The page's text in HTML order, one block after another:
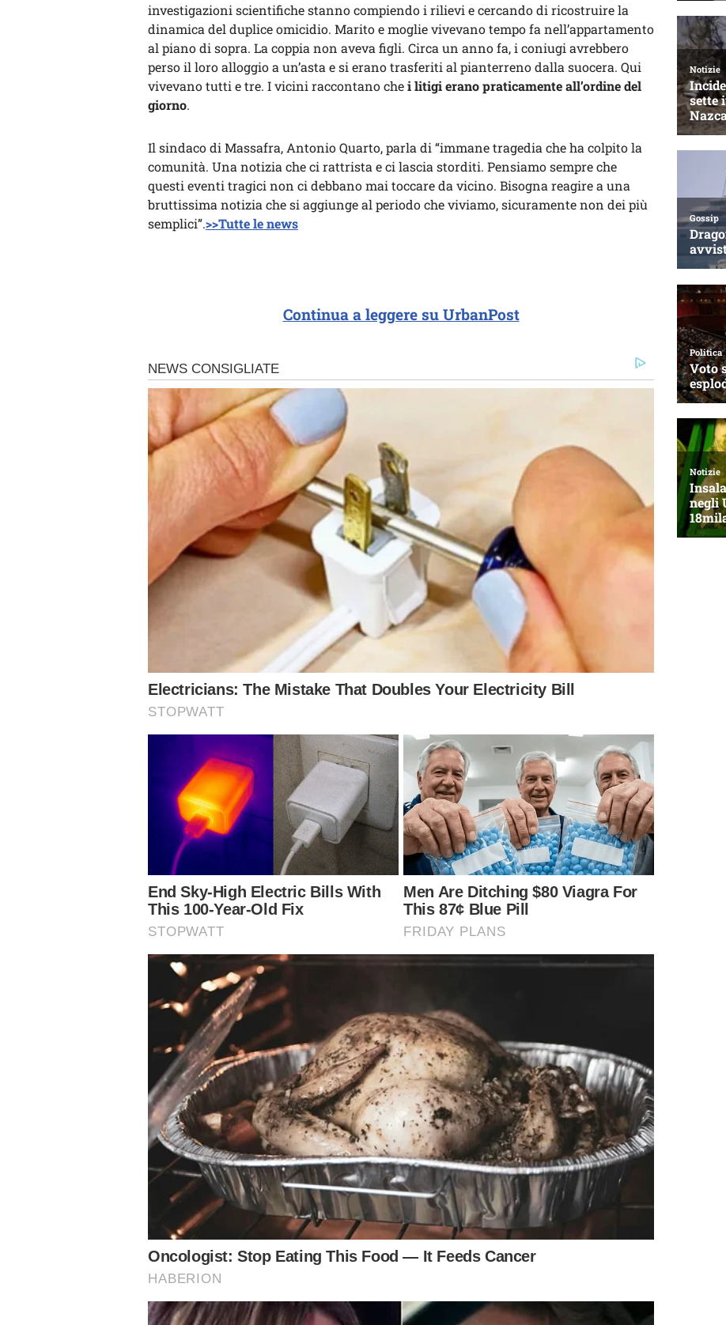
investigazioni scientifiche stanno compiendo i rilievi e cercando di ricostruire la
dinamica del duplice omicidio. Marito e moglie vivevano tempo fa nell’appartamento
al piano di sopra. La coppia non aveva figli. Circa un anno fa, i coniugi avrebbero
perso il loro alloggio a un’asta e si erano trasferiti al pianterreno dalla suocera. Qui
vivevano tutti e tre. I vicini raccontano chei litigi erano praticamente all’ordine del
giorno.
Il sindaco di Massafra, Antonio Quarto, parla di “immane tragedia che ha colpito la
comunità. Una notizia che ci rattrista e ci lascia storditi. Pensiamo sempre che
questi eventi tragici non ci debbano mai toccare da vicino. Bisogna reagire a una
bruttissima notizia che si aggiunge al periodo che viviamo, sicuramente non dei più
semplici”.>>Tutte le news
Continua a leggere su UrbanPost